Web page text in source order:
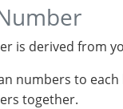
is derived from
numbers to
together.